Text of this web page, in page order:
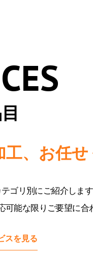
、お任
ゴリ別にご紹介します
能な限りご要望に合
スを見る